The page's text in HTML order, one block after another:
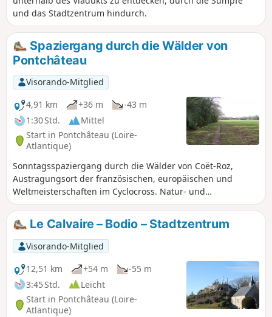
und das Stadtzentrum hindurch.
Spaziergang durch die Wälder von
Pontchâteau
Visorando-Mitglied
4,91 km
+36 m
-43 m
1:30 Std.
Mittel
Start in Pontchâteau (Loire-
Atlantique)
Sonntagsspaziergang durch die Wälder von Coët-Roz,
Austragungsort der französischen, europäischen und
Weltmeisterschaften im Cyclocross. Natur- und
Vogelliebhaber kommen hier voll auf ihre Kosten.
Mountainbike-Fans werden den anspruchsvollen
Untergrund zu schätzen wissen. Eine weitere spezielle
Mountainbike-Tour ist beschrieben.
Le Calvaire – Bodio – Stadtzentrum
Visorando-Mitglied
12,51 km
+54 m
-55 m
3:45 Std.
Leicht
Start in Pontchâteau (Loire-
Atlantique)